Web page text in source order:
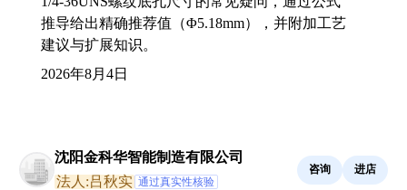
推导给出精确推荐值（Φ5.18mm），并附加工艺
建议与扩展知识。
2026年8月4日
沈阳金科华智能制造有限公司
法人:吕秋实 通过真实性核验
咨询 进店